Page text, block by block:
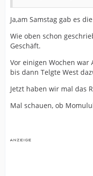
Ja,am Samstag gab es
Wie oben schon
Geschäft.
Vor einigen Wochen
bis dann Telgte West
Jetzt haben wir mal das
Mal schauen, ob